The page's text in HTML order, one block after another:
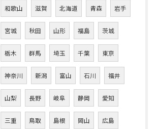
和歌山 滋賀 北海道 青森 岩手
宮城 秋田 山形 福島 茨城
栃木 群馬 埼玉 千葉 東京
神奈川 新潟 富山 石川 福井
山梨 長野 岐阜 静岡 愛知
三重 鳥取 島根 岡山 広島